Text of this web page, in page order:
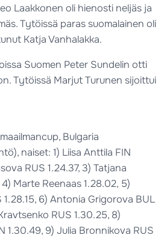
Laakkonen oli hienosti neljäs ja
Tytöissä paras suomalainen oli
Katja Vanhalakka.
Suomen Peter Sundelin otti
Tytöissä Marjut Turunen sijoittui
Bulgaria
naiset: 1) Liisa Anttila FIN
RUS 1.24.37, 3) Tatjana
Marte Reenaas 1.28.02, 5)
1.28.15, 6) Antonia Grigorova BUL
RUS 1.30.25, 8)
1.30.49, 9) Julia Bronnikova RUS